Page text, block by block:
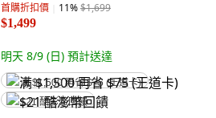
首購折扣價 11%$1,699
$1,499
明天 8/9 (日) 預計送達
满 $1,500 再省 $75 (王道卡)
$21 酷澎幣回饋